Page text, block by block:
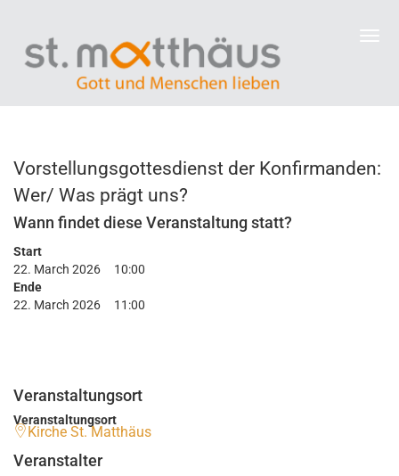
Vorstellungsgottesdienst der Konfirmanden:
Wer/ Was prägt uns?
Wann findet diese Veranstaltung statt?
Start
22. March 2026
10:00
Ende
22. March 2026
11:00
Veranstaltungsort
Veranstaltungsort
Kirche St. Matthäus
Veranstalter